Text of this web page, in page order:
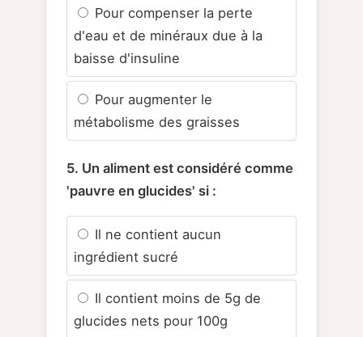
Pour compenser la perte
d'eau et de minéraux due à la
baisse d'insuline
Pour augmenter le
métabolisme des graisses
5. Un aliment est considéré comme
'pauvre en glucides' si :
Il ne contient aucun
ingrédient sucré
Il contient moins de 5g de
glucides nets pour 100g